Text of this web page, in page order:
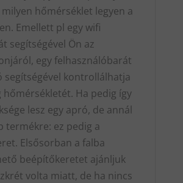
hőmérséklet legyen a
Emellett pl egy wifi
segítségével Ön az
egy felhasználóbarát
segítségével kontrollálhatja
hőmérsékletét. Ha pedig így
lesz egy apró, de annál
termékre: ez pedig a
Elsősorban a falba
beépítőkeretet ajánljuk
volta miatt, de ha nincs